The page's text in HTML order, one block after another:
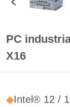
PC
X16